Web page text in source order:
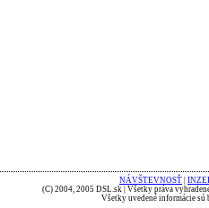
NÁVŠTEVNOSŤ
(C) 2004, 2005 DSL.sk | Všetky práva
Všetky uvedené informácie sú